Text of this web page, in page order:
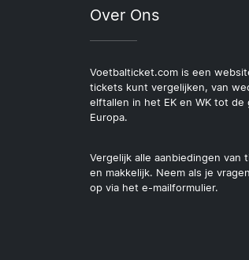
Over Ons
Voetbalticket.com is een
tickets kunt vergelijken, van
elftallen in het EK en WK tot
Europa.
Vergelijk alle aanbiedingen van
en makkelijk. Neem als je
op via het e-mailformulier.